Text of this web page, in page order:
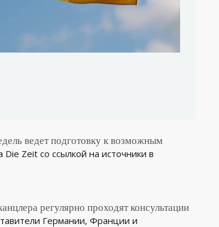
ведет подготовку к возможным
Zeit со ссылкой на источники в
регулярно проходят консультации
Германии, Франции и